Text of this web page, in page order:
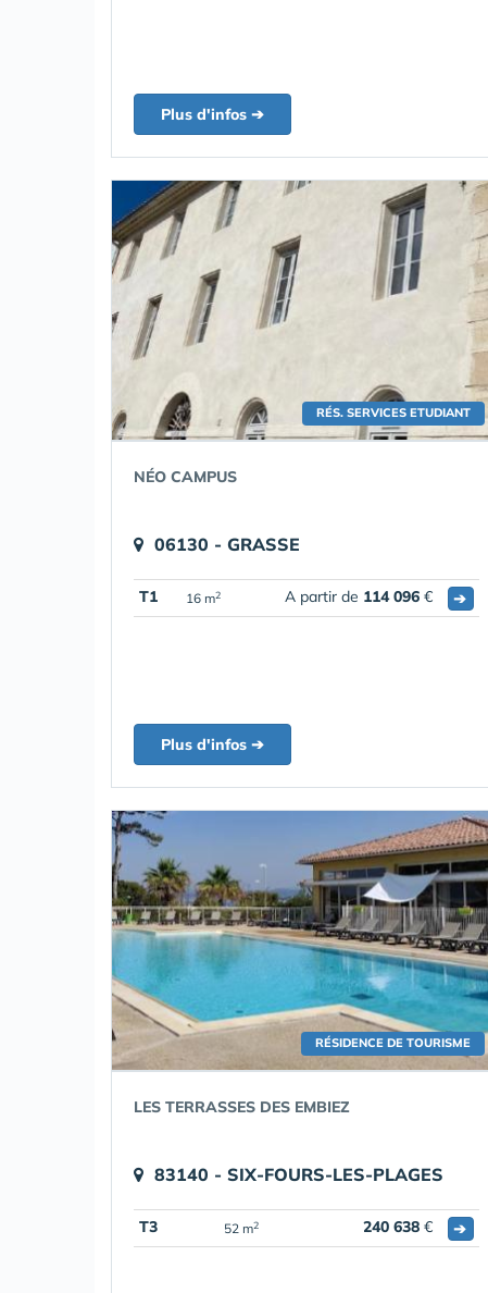
Plus d'infos ➔
RÉS. SERVICES ETUDIANT
NÉO CAMPUS
06130 - GRASSE
T1 16 m2 A partir de 114 096 € ➔
Plus d'infos ➔
RÉSIDENCE DE TOURISME
LES TERRASSES DES EMBIEZ
83140 - SIX-FOURS-LES-PLAGES
T3 52 m2 240 638 € ➔